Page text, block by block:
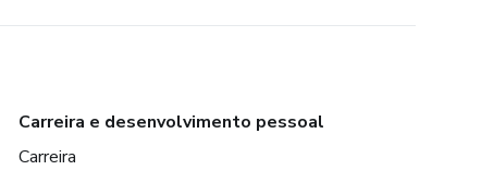
Carreira e desenvolvimento pessoal
Carreira